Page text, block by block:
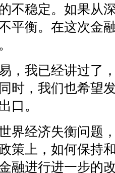
不稳定。如果从
平衡。在这次金
，我已经讲过了
时，我们也希望
口。
界经济失衡问题
策上，如何保持
融进行进一步的